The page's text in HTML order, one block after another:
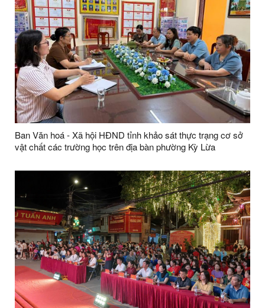
Ban Văn hoá - Xã hội HĐND tỉnh khảo sát thực trạng cơ sở
vật chất các trường học trên địa bàn phường Kỳ Lừa